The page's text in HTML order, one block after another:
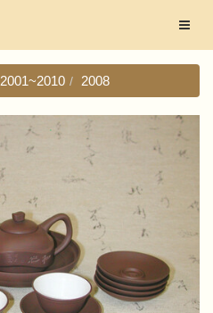
2001~2010 2008